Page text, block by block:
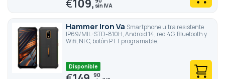
€109,
Hammer Iron Va Smartphone ultra resistente
IP69/MIL-STD-810H, Android 14, red 4G, Bluetooth y
Wifi, NFC, botón PTT programable.
Disponible
90